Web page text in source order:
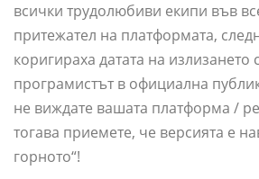
всички трудолюбиви екипи във
притежател на платформата,
коригираха датата на излизането
програмистът в официална
не виждате вашата платформа /
тогава приемете, че версията е
горното“!